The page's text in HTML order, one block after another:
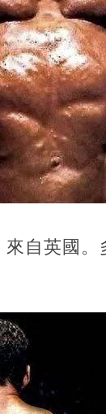
自英國